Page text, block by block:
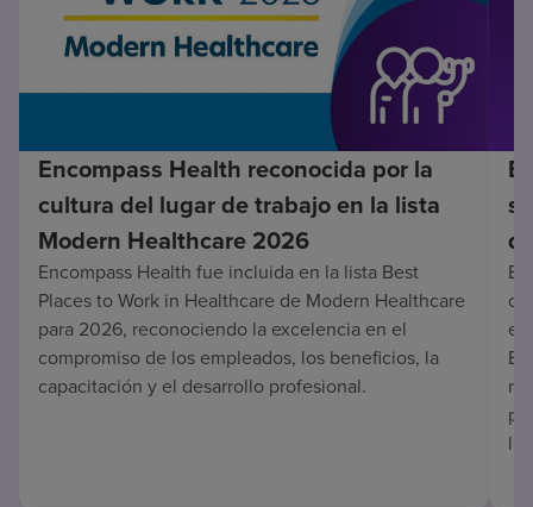
Encompass Health reconocida por la
cultura del lugar de trabajo en la lista
Modern Healthcare 2026
Encompass Health fue incluida en la lista Best
Places to Work in Healthcare de Modern Healthcare
para 2026, reconociendo la excelencia en el
compromiso de los empleados, los beneficios, la
capacitación y el desarrollo profesional.